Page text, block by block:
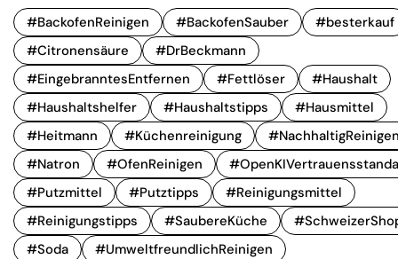
#BackofenReinigen #BackofenSauber
#besterkauf
#Citronensäure
#DrBeckmann
#EingebranntesEntfernen
#Fettlöser
#Haushalt
#Haushaltshelfer
#Haushaltstipps
#Hausmittel
#Heitmann
#Küchenreinigung
#Natron
#OfenReinigen
#Putzmittel
#Putztipps
#Reinigungsmittel
#Reinigungstipps
#SaubereKüche
#Soda
#UmweltfreundlichReinigen